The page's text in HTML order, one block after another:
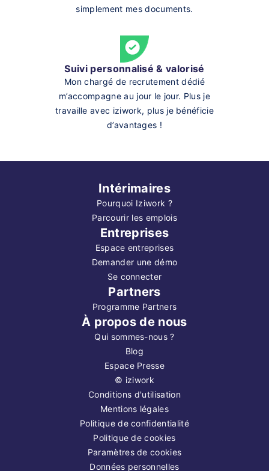
simplement mes documents.
Suivi personnalisé & valorisé
Mon chargé de recrutement dédié
m’accompagne au jour le jour. Plus je
travaille avec iziwork, plus je bénéficie
d’avantages !
Intérimaires
Pourquoi Iziwork ?
Parcourir les emplois
Entreprises
Espace entreprises
Demander une démo
Se connecter
Partners
Programme Partners
À propos de nous
Qui sommes-nous ?
Blog
Espace Presse
© iziwork
Conditions d'utilisation
Mentions légales
Politique de confidentialité
Politique de cookies
Paramètres de cookies
Données personnelles